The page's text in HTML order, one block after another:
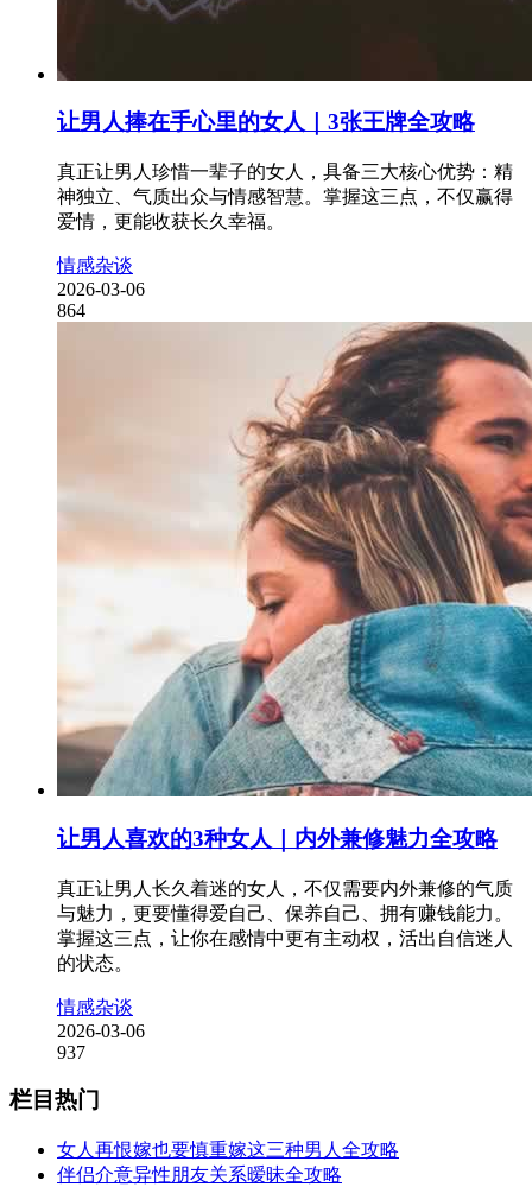
让男人捧在手心里的女人｜3张王牌全攻略
真正让男人珍惜一辈子的女人，具备三大核心优势：精
神独立、气质出众与情感智慧。掌握这三点，不仅赢得
爱情，更能收获长久幸福。
情感杂谈
2026-03-06
864
让男人喜欢的3种女人｜内外兼修魅力全攻略
真正让男人长久着迷的女人，不仅需要内外兼修的气质
与魅力，更要懂得爱自己、保养自己、拥有赚钱能力。
掌握这三点，让你在感情中更有主动权，活出自信迷人
的状态。
情感杂谈
2026-03-06
937
栏目热门
女人再恨嫁也要慎重嫁这三种男人全攻略
伴侣介意异性朋友关系暧昧全攻略